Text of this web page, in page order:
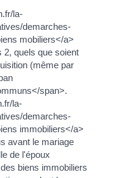
la-
demarches-
mobiliers</a>
2, quels que soient
(même par
span>.
la-
demarches-
immobiliers</a>
avant le mariage
de l'époux
biens immobiliers